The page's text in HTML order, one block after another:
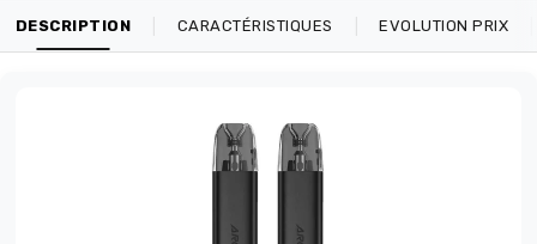
DESCRIPTION CARACTÉRISTIQUES EVOLUTION PRIX